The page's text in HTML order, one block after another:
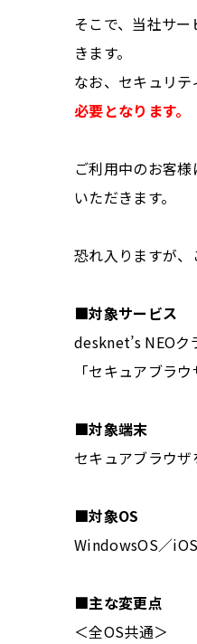
そこで、当社サ
きます。
なお、セキュリテ
必要となります。
ご利用中のお客
いただきます。
恐れ入りますが、
■対象サービス
desknet’s NEO
「セキュアブラ
■対象端末
セキュアブラウ
■対象OS
WindowsOS／
■主な変更点
＜全OS共通＞